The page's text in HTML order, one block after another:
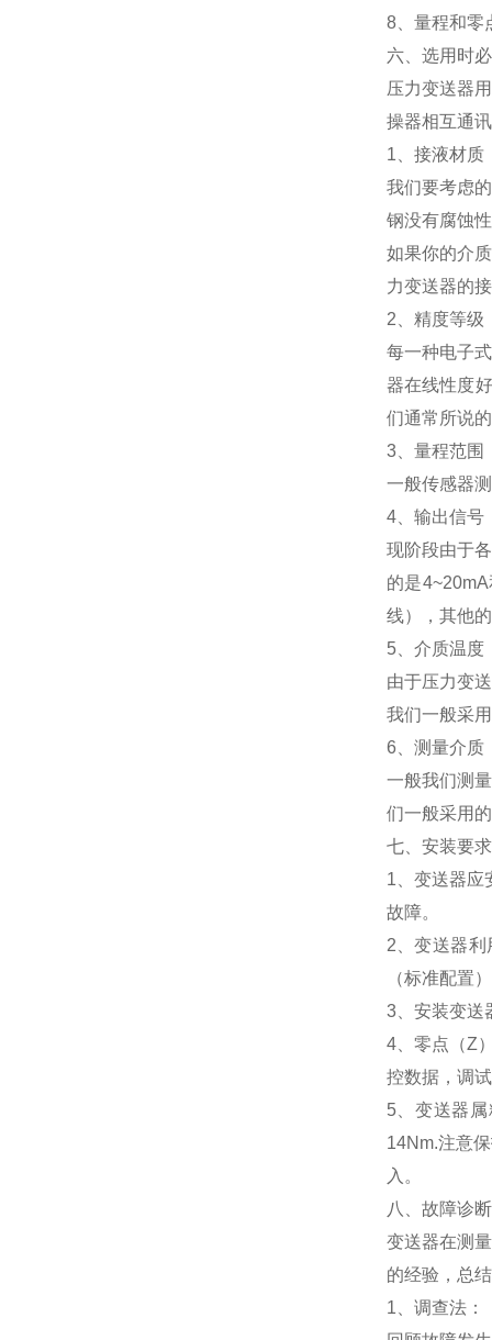
8、量程和零
六、选用时
压力变送器
操器相互通
1、接液材质
我们要考虑
钢没有腐蚀
如果你的介
力变送器的
2、精度等级
每一种电子
器在线性度
们通常所说
3、量程范围
一般传感器
4、输出信号
现阶段由于
的是
线），其他
5、介质温度
由于压力变
我们一般采
6、测量介质
一般我们测
们一般采用
七、安装要
1、变送器应
故障。
2、变送器
（标准配置
3、安装变送
4、零点（Z
控数据，调
5、变送器
14Nm.注意
入。
八、故障诊
变送器在测
的经验，总
1、调查法：